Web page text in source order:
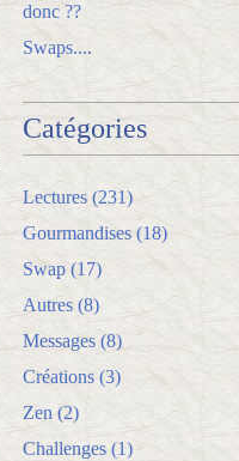
donc ??
Swaps....
Catégories
Lectures (231)
Gourmandises (18)
Swap (17)
Autres (8)
Messages (8)
Créations (3)
Zen (2)
Challenges (1)